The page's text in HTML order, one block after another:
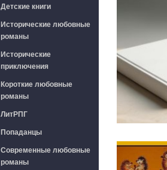
Детские книги
Исторические любовные
романы
Исторические
приключения
Короткие любовные
романы
ЛитРПГ
Попаданцы
Современные любовные
романы